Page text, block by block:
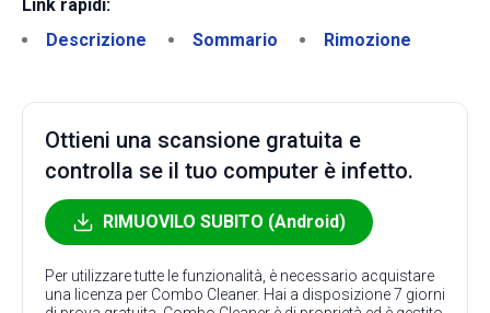
Link rapidi:
Descrizione
Sommario Rimozione
Ottieni una scansione gratuita e
controlla se il tuo computer è infetto.
RIMUOVILO SUBITO (Android)
Per utilizzare tutte le funzionalità, è necessario acquistare
una licenza per Combo Cleaner. Hai a disposizione 7 giorni